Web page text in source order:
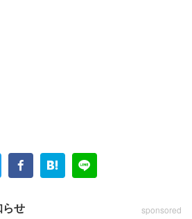
せ sponsored